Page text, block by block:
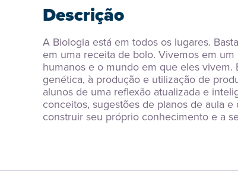
Descrição
A Biologia está em todos os lugares.
em uma receita de bolo. Vivemos em
humanos e o mundo em que eles vivem.
genética, à produção e utilização de
alunos de uma reflexão atualizada e
conceitos, sugestões de planos de aula
construir seu próprio conhecimento e a